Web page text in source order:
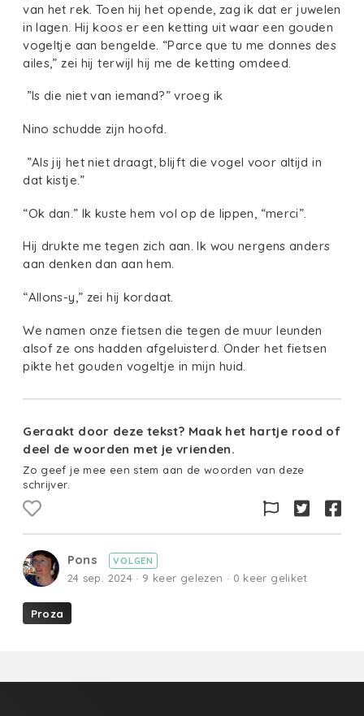
van het rek. Toen hij het opende, zag ik dat er juwelen
in lagen. Hij koos er een ketting uit waar een gouden
vogeltje aan bengelde. “Parce que tu me donnes des
ailes,” zei hij terwijl hij me de ketting omdeed.
”Is die niet van iemand?” vroeg ik
Nino schudde zijn hoofd.
”Als jij het niet draagt, blijft die vogel voor altijd in
dat kistje.”
“Ok dan.” Ik kuste hem vol op de lippen, “merci”.
Hij drukte me tegen zich aan. Ik wou nergens anders
aan denken dan aan hem.
“Allons-y,” zei hij kordaat.
We namen onze fietsen die tegen de muur leunden
alsof ze ons hadden afgeluisterd. Onder het fietsen
pikte het gouden vogeltje in mijn huid.
Geraakt door deze tekst? Maak het hartje rood of
deel de woorden met je vrienden.
Zo geef je mee een stem aan de woorden van deze
schrijver.
Pons VOLGEN
24 sep. 2024 · 9 keer gelezen · 0 keer geliket
Proza